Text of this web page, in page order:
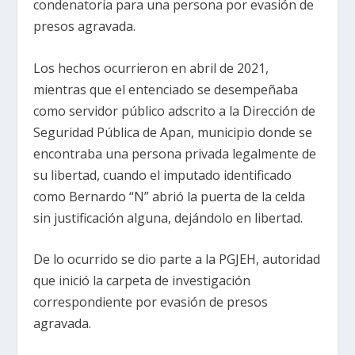
condenatoria para una persona por evasión de
presos agravada.
Los hechos ocurrieron en abril de 2021,
mientras que el entenciado se desempeñaba
como servidor público adscrito a la Dirección de
Seguridad Pública de Apan, municipio donde se
encontraba una persona privada legalmente de
su libertad, cuando el imputado identificado
como Bernardo “N” abrió la puerta de la celda
sin justificación alguna, dejándolo en libertad.
De lo ocurrido se dio parte a la PGJEH, autoridad
que inició la carpeta de investigación
correspondiente por evasión de presos
agravada.